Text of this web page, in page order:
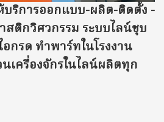
บริการออกแบบ-ผลิต-ติดตั้ง -
ติกวิศวกรรม ระบบไลน์ชุบ
กรด ทำพาร์ทในโรงงาน
เครื่องจักรในไลน์ผลิตทุก